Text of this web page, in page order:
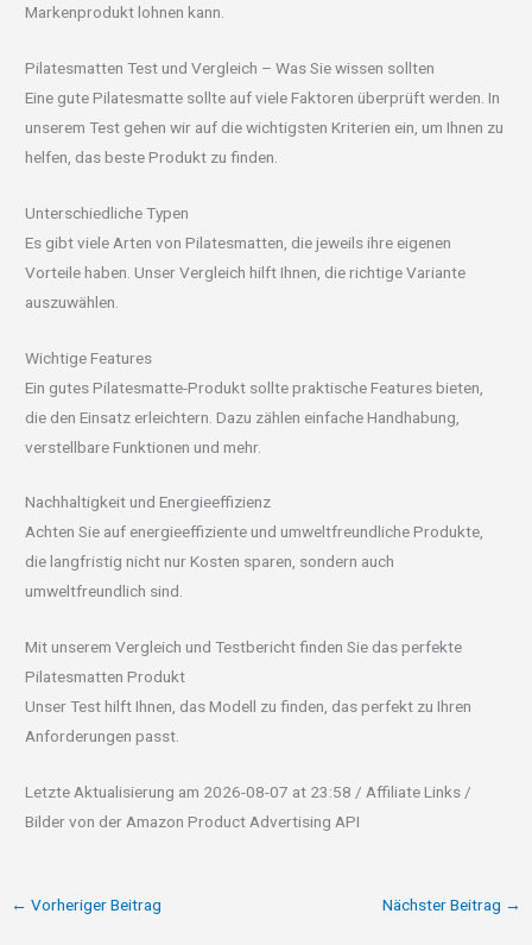
Markenprodukt lohnen kann.
Pilatesmatten Test und Vergleich – Was Sie wissen sollten
Eine gute Pilatesmatte sollte auf viele Faktoren überprüft werden. In
unserem Test gehen wir auf die wichtigsten Kriterien ein, um Ihnen zu
helfen, das beste Produkt zu finden.
Unterschiedliche Typen
Es gibt viele Arten von Pilatesmatten, die jeweils ihre eigenen
Vorteile haben. Unser Vergleich hilft Ihnen, die richtige Variante
auszuwählen.
Wichtige Features
Ein gutes Pilatesmatte-Produkt sollte praktische Features bieten,
die den Einsatz erleichtern. Dazu zählen einfache Handhabung,
verstellbare Funktionen und mehr.
Nachhaltigkeit und Energieeffizienz
Achten Sie auf energieeffiziente und umweltfreundliche Produkte,
die langfristig nicht nur Kosten sparen, sondern auch
umweltfreundlich sind.
Mit unserem Vergleich und Testbericht finden Sie das perfekte
Pilatesmatten Produkt
Unser Test hilft Ihnen, das Modell zu finden, das perfekt zu Ihren
Anforderungen passt.
Letzte Aktualisierung am 2026-08-07 at 23:58 / Affiliate Links /
Bilder von der Amazon Product Advertising API
← Vorheriger Beitrag Nächster Beitrag →